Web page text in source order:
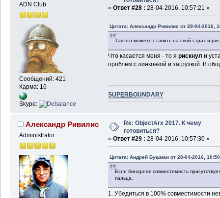
ADN Club
Сообщений: 421
Карма: 16
Skype:
« Ответ #28 : 28-04-2016, 10:57:21 »
Цитата: Александр Ривилис от 28-04-2016,
Так что можете ставить на свой страх и
Что касается меня - то я рискнул и
проблем с линковкой и загрузкой. В
SUPERBOUNDARY
Александр Ривилис
Administrator
Re: ObjectArx 2017. К чему
готовиться?
« Ответ #29 : 28-04-2016, 10:57:30 »
Цитата: Андрей Бушман от 28-04-2016,
Если бинарная совместимость
пальца.
1. Убедиться в 100% совместимости